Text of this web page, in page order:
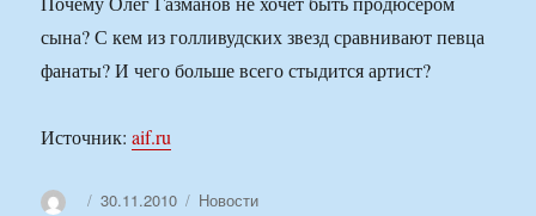
сына? С кем из голливудских звезд сравнивают певца
фанаты? И чего больше всего стыдится артист?
Источник:aif.ru
АвторОпубликовано
30.11.2010 Рубрики
Новости